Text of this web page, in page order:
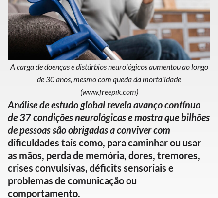
A carga de doenças e distúrbios neurológicos aumentou ao longo
de 30 anos, mesmo com queda da mortalidade
(www.freepik.com)
Análise de estudo global revela avanço contínuo
de 37 condições neurológicas e mostra que bilhões
de pessoas são obrigadas a conviver com
dificuldades tais como, para caminhar ou usar
as mãos, perda de memória, dores, tremores,
crises convulsivas, déficits sensoriais e
problemas de comunicação ou
comportamento.